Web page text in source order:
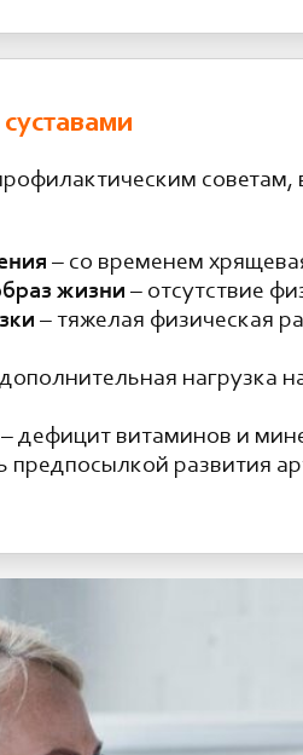
– со временем
жизни – отсутствие
– тяжелая физическая
нагрузка
– дефицит витаминов и
предпосылкой развития